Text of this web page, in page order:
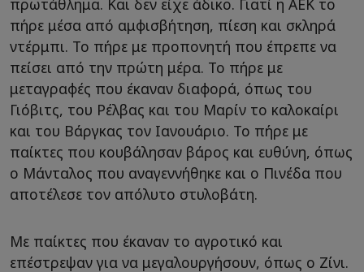
πήρε μέσα από αμφισβήτηση, πίεση και σκληρά
ντέρμπι. Το πήρε με προπονητή που έπρεπε να
πείσει από την πρώτη μέρα. Το πήρε με
μεταγραφές που έκαναν διαφορά, όπως του
Γιόβιτς, του Ρέλβας και του Μαρίν το καλοκαίρι
και του Βάργκας τον Ιανουάριο. Το πήρε με
παίκτες που κουβάλησαν βάρος και ευθύνη, όπως
ο Μάνταλος που αναγεννήθηκε και ο Πινέδα που
αποτέλεσε τον απόλυτο στυλοβάτη.
Με παίκτες που έκαναν το αγροτικό και
επέστρεψαν για να μεγαλουργήσουν, όπως ο Ζίνι.